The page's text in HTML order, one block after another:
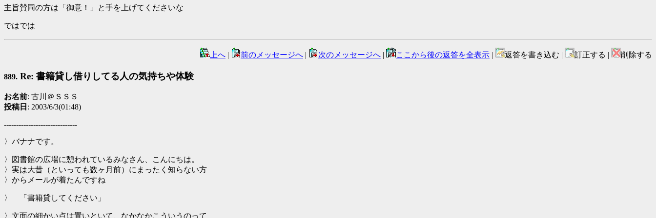
主旨賛同の方は「御意！」と手を上げてくださいな
ではでは
上へ 前のメッセージへ 次のメッセージへ ここから後の返答を全表示 返答を書き込む | 訂正する | 削除する
889. Re: 書籍貸し借りしてる人の気持ちや体験
お名前: 古川＠ＳＳＳ
投稿日 : 2003/6/3(01:48)
------------------------------
〉バナナです。
〉図書館の広場に憩われているみなさん、こんにちは。
〉実は大昔（といっても数ヶ月前）にまったく知らない方
〉からメールが着たんですね
〉 「書籍貸してください」
〉文面の細かい点は置いといて、なかなかこういうのって